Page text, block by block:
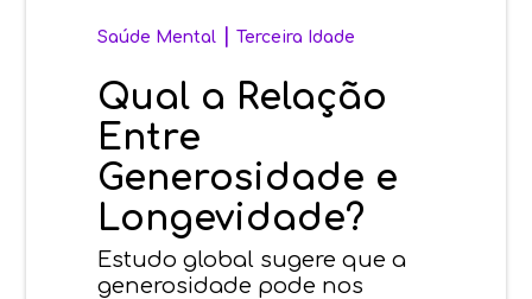
Saúde Mental |Terceira Idade
Qual a Relação
Entre
Generosidade e
Longevidade?
Estudo global sugere que a
generosidade pode nos